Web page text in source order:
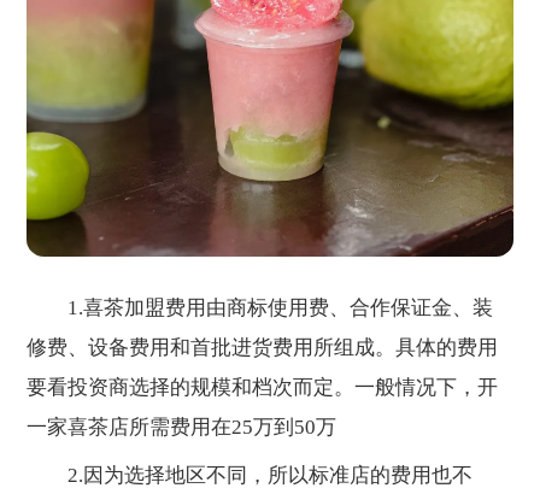
1.喜茶加盟费用由商标使用费、合作保证金、装
修费、设备费用和首批进货费用所组成。具体的费用
要看投资商选择的规模和档次而定。一般情况下，开
一家喜茶店所需费用在25万到50万
2.因为选择地区不同，所以标准店的费用也不